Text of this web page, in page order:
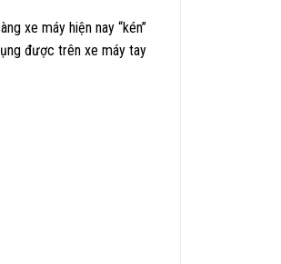
xe máy hiện nay “kén”
được trên xe máy tay